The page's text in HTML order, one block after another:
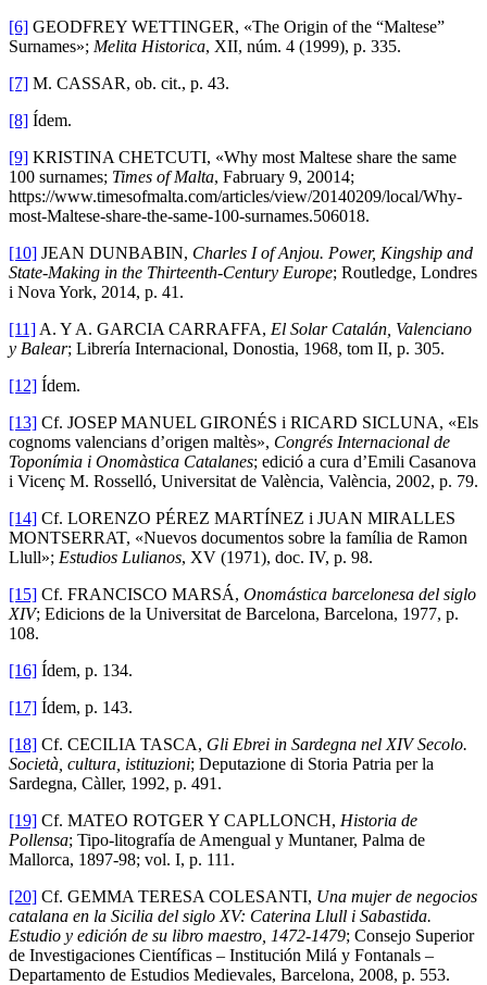
[6] GEODFREY WETTINGER, «The Origin of the “Maltese”
Surnames»; Melita Historica, XII, núm. 4 (1999), p. 335.
[7] M. CASSAR, ob. cit., p. 43.
[8] Ídem.
[9] KRISTINA CHETCUTI, «Why most Maltese share the same
100 surnames; Times of Malta, Fabruary 9, 20014;
https://www.timesofmalta.com/articles/view/20140209/local/Why-
most-Maltese-share-the-same-100-surnames.506018.
[10] JEAN DUNBABIN, Charles I of Anjou. Power, Kingship and
State-Making in the Thirteenth-Century Europe; Routledge, Londres
i Nova York, 2014, p. 41.
[11] A. Y A. GARCIA CARRAFFA, El Solar Catalán, Valenciano
y Balear; Librería Internacional, Donostia, 1968, tom II, p. 305.
[12] Ídem.
[13] Cf. JOSEP MANUEL GIRONÉS i RICARD SICLUNA, «Els
cognoms valencians d’origen maltès», Congrés Internacional de
Toponímia i Onomàstica Catalanes; edició a cura d’Emili Casanova
i Vicenç M. Rosselló, Universitat de València, València, 2002, p. 79.
[14] Cf. LORENZO PÉREZ MARTÍNEZ i JUAN MIRALLES
MONTSERRAT, «Nuevos documentos sobre la família de Ramon
Llull»; Estudios Lulianos, XV (1971), doc. IV, p. 98.
[15] Cf. FRANCISCO MARSÁ, Onomástica barcelonesa del siglo
XIV; Edicions de la Universitat de Barcelona, Barcelona, 1977, p.
108.
[16] Ídem, p. 134.
[17] Ídem, p. 143.
[18] Cf. CECILIA TASCA, Gli Ebrei in Sardegna nel XIV Secolo.
Società, cultura, istituzioni; Deputazione di Storia Patria per la
Sardegna, Càller, 1992, p. 491.
[19] Cf. MATEO ROTGER Y CAPLLONCH, Historia de
Pollensa; Tipo-litografía de Amengual y Muntaner, Palma de
Mallorca, 1897-98; vol. I, p. 111.
[20] Cf. GEMMA TERESA COLESANTI, Una mujer de negocios
catalana en la Sicilia del siglo XV: Caterina Llull i Sabastida.
Estudio y edición de su libro maestro, 1472-1479; Consejo Superior
de Investigaciones Científicas – Institución Milá y Fontanals –
Departamento de Estudios Medievales, Barcelona, 2008, p. 553.